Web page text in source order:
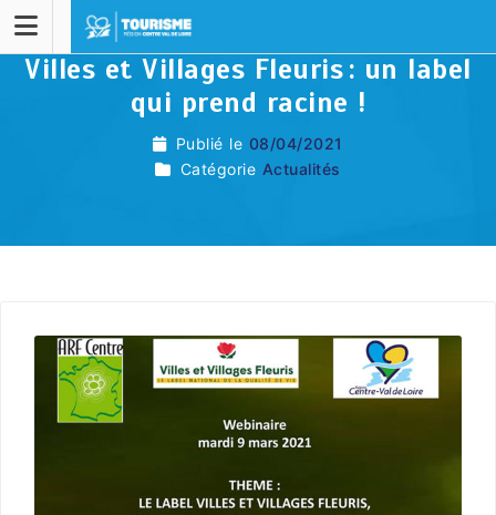
Villes et Villages Fleuris : un label
qui prend racine !
Publié le 08/04/2021
Catégorie Actualités